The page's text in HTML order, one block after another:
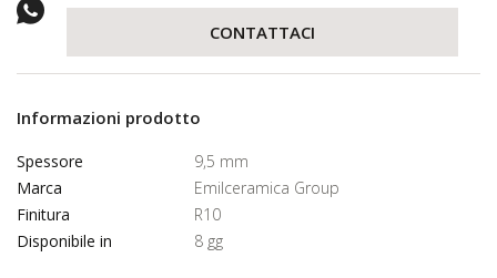
CONTATTACI
Informazioni prodotto
Spessore
9,5 mm
Marca
Emilceramica Group
Finitura
R10
Disponibile in
8 gg